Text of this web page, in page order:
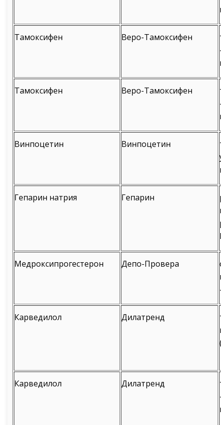
Тамоксифен Веро-Тамоксифен
Тамоксифен Веро-Тамоксифен
Винпоцетин Винпоцетин
Гепарин натрия Гепарин
Медроксипрогестерон Депо-Провера
Карведилол Дилатренд
Карведилол Дилатренд